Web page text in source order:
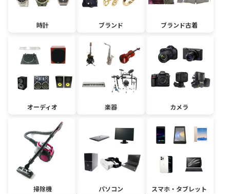
時計 ブランド ブランド古着
オーディオ 楽器 カメラ
掃除機 パソコン スマホ・タブレット